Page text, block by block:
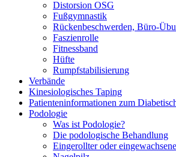
Distorsion OSG
Fußgymnastik
Rückenbeschwerden, Büro-
Faszienrolle
Fitnessband
Hüfte
Rumpfstabilisierung
Verbände
Kinesiologisches Taping
Patienteninformationen zum
Podologie
Was ist Podologie?
Die podologische Behandlung
Eingerollter oder